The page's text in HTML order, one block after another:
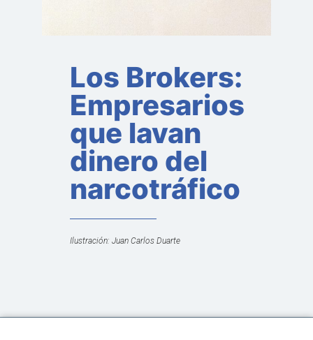
Los Brokers:
Empresarios
que lavan
dinero del
narcotráfico
Ilustración: Juan Carlos Duarte